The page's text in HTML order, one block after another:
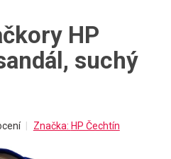
HP
suchý
Značka: HP Čechtín